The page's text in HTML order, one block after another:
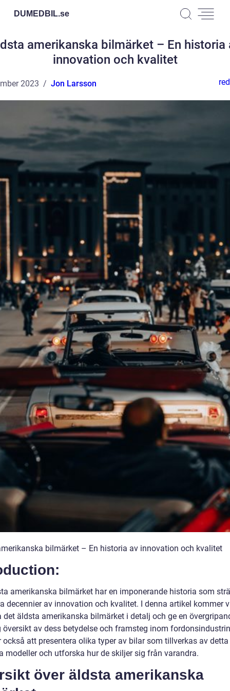
DUMEDBIL.se
amerikanska bilmärket – En historia
innovation och kvalitet
2023 Jon Larsson
bilmärket – En historia av innovation och kvalitet
amerikanska bilmärket har en imponerande historia som
decennier av innovation och kvalitet. I denna artikel kommer
det äldsta amerikanska bilmärket i detalj och ge en
översikt av dess betydelse och framsteg inom
också att presentera olika typer av bilar som tillverkas av detta
modeller och utforska hur de skiljer sig från varandra.
över äldsta amerikanska